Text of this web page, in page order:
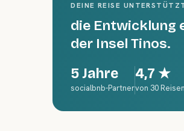
DEINE REISE
die Entwicklung
der Insel Tinos.
5 Jahre
socialbnb-Partner
4,7 ★
von 30